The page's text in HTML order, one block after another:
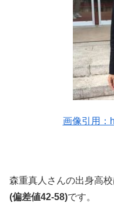
画像引用：
森重真人さんの出身高校
(偏差値42-58)です。